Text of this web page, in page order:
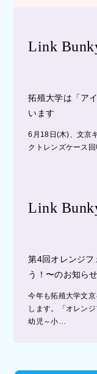
Link
拓殖大学は「ア
います
6月18日(木)、文京
クトレンズケース
Link
第4回オレンジフ
う！〜のお知らせ
今年も拓殖大学文
します。「オレン
幼児～小…